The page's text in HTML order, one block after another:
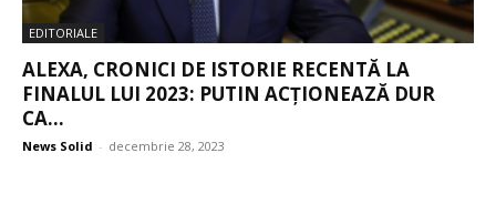
EDITORIALE
ALEXA, CRONICI DE ISTORIE RECENTĂ LA
FINALUL LUI 2023: PUTIN ACȚIONEAZĂ DUR
CA...
News Solid - decembrie 28, 2023